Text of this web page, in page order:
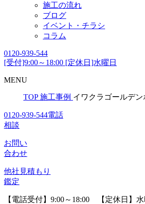
施工の流れ
ブログ
イベント・チラシ
コラム
0120-939-544
[受付]9:00～18:00 [定休日]水曜日
MENU
TOP 施工事例 イワクラゴールデ
0120-939-544電話
相談
お問い
合わせ
他社見積もり
鑑定
【電話受付】9:00～18:00 【定休日